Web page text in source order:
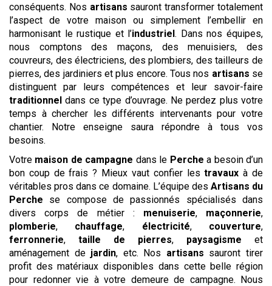
conséquents. Nos artisans sauront transformer totalement
l’aspect de votre maison ou simplement l’embellir en
harmonisant le rustique et l’industriel. Dans nos équipes,
nous comptons des maçons, des menuisiers, des
couvreurs, des électriciens, des plombiers, des tailleurs de
pierres, des jardiniers et plus encore. Tous nos artisans se
distinguent par leurs compétences et leur savoir-faire
traditionnel dans ce type d’ouvrage. Ne perdez plus votre
temps à chercher les différents intervenants pour votre
chantier. Notre enseigne saura répondre à tous vos
besoins.
Votre maison de campagne dans le Perche a besoin d’un
bon coup de frais ? Mieux vaut confier lestravaux à de
véritables pros dans ce domaine. L’équipe des Artisans du
Perche se compose de passionnés spécialisés dans
divers corps de métier : menuiserie, maçonnerie,
plomberie, chauffage, électricité, couverture,
ferronnerie, taille de pierres, paysagisme et
aménagement de jardin, etc. Nos artisans sauront tirer
profit des matériaux disponibles dans cette belle région
pour redonner vie à votre demeure de campagne. Nous